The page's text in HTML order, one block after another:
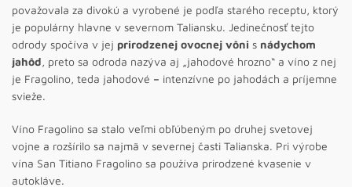
považovala za divokú a vyrobené je podľa starého receptu, ktorý
je populárny hlavne v severnom Taliansku. Jedinečnosť tejto
odrody spočíva v jej prirodzenej ovocnej vôni s nádychom
jahôd, preto sa odroda nazýva aj „jahodové hrozno“ a víno z nej
je Fragolino, teda jahodové – intenzívne po jahodách a príjemne
svieže.
Víno Fragolino sa stalo veľmi obľúbeným po druhej svetovej
vojne a rozšírilo sa najmä v severnej časti Talianska. Pri výrobe
vína San Titiano Fragolino sa používa prirodzené kvasenie v
autokláve.